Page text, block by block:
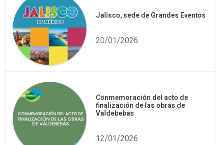
Jalisco, sede de Grandes Eventos
20/01/2026
Conmemoración del acto de
finalización de las obras de
Valdebebas
12/01/2026